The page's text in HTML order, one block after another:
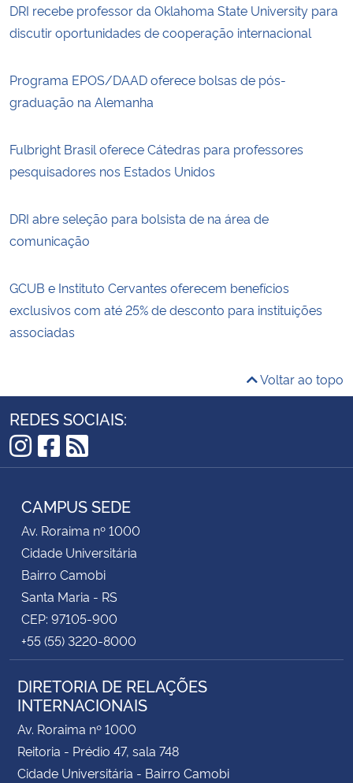
DRI recebe professor da Oklahoma State University para
discutir oportunidades de cooperação internacional
Programa EPOS/DAAD oferece bolsas de pós-
graduação na Alemanha
Fulbright Brasil oferece Cátedras para professores
pesquisadores nos Estados Unidos
DRI abre seleção para bolsista de na área de
comunicação
GCUB e Instituto Cervantes oferecem benefícios
exclusivos com até 25% de desconto para instituições
associadas
Voltar ao topo
REDES SOCIAIS:
Instagram
Facebook
RSS
CAMPUS SEDE
Av. Roraima nº 1000
Cidade Universitária
Bairro Camobi
Santa Maria - RS
CEP: 97105-900
+55 (55) 3220-8000
DIRETORIA DE RELAÇÕES
INTERNACIONAIS
Av. Roraima nº 1000
Reitoria - Prédio 47, sala 748
Cidade Universitária - Bairro Camobi